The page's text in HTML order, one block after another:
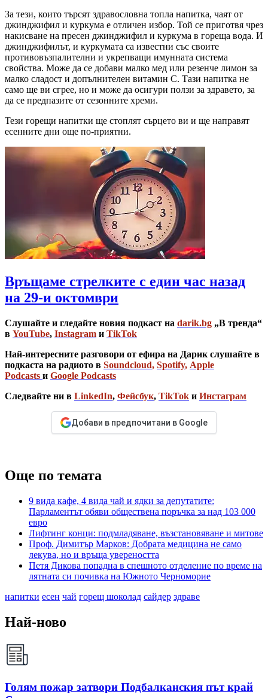
За тези, които търсят здравословна топла напитка, чаят от
джинджифил и куркума е отличен избор. Той се приготвя чрез
накисване на пресен джинджифил и куркума в гореща вода. И
джинджифилът, и куркумата са известни със своите
противовъзпалителни и укрепващи имунната система
свойства. Може да се добави малко мед или резенче лимон за
малко сладост и допълнителен витамин С. Тази напитка не
само ще ви сгрее, но и може да осигури ползи за здравето, за
да се предпазите от сезонните хреми.
Тези горещи напитки ще стоплят сърцето ви и ще направят
есенните дни още по-приятни.
Връщаме стрелките с един час назад
на 29-и октомври
Слушайте и гледайте новия подкаст на darik.bg „В тренда“
в YouTube, Instagram и TikTok
Най-интересните разговори от ефира на Дарик слушайте в
подкаста на радиото в Soundcloud, Spotify, Apple
Podcasts и Google Podcasts
Следвайте ни в LinkedIn, Фейсбук, TikTok и Инстаграм
Добави в предпочитани в Google
Още по темата
9 вида кафе, 4 вида чай и ядки за депутатите:
Парламентът обяви обществена поръчка за над 103 000
евро
Лифтинг конци: подмладяване, възстановяване и митове
Проф. Димитър Марков: Добрата медицина не само
лекува, но и връща увереността
Петя Дикова попадна в спешното отделение по време на
лятната си почивка на Южното Черноморие
напитки есен чай горещ шоколад сайдер здраве
Най-ново
Голям пожар затвори Подбалканския път край